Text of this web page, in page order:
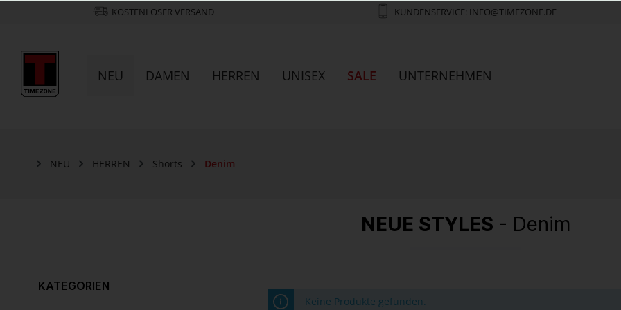
KOSTENLOSER VERSAND KUNDENSERVICE: INFO@TIMEZONE.DE
NEU DAMEN HERREN UNISEX SALE UNTERNEHMEN
NEU HERREN Shorts Denim
NEUE STYLES - Denim
KATEGORIEN
Keine Produkte gefunden.